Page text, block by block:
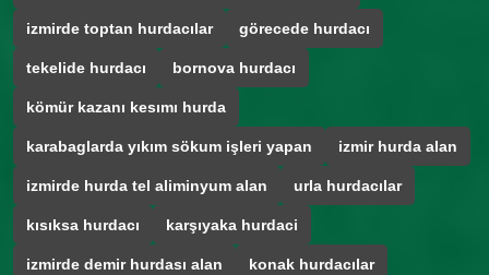
izmirde toptan hurdacılar görecede hurdacı
tekelide hurdacı bornova hurdacı
kömür kazanı kesımı hurda
karabaglarda yıkım sökum işleri yapan izmir hurda alan
izmirde hurda tel aliminyum alan urla hurdacılar
kısıksa hurdacı karşıyaka hurdaci
izmirde demir hurdası alan konak hurdacılar